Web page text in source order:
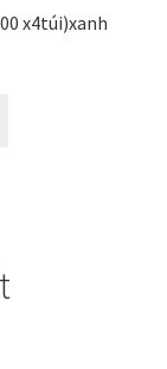
x4túi)xanh